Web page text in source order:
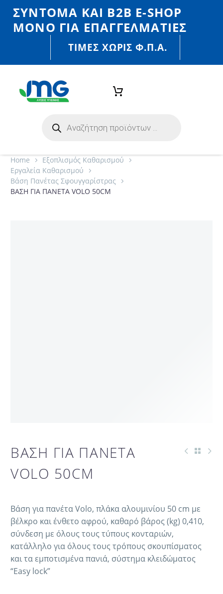
ΣΎΝΤΟΜΑ ΚΑΙ Β2Β E-SHOP
MONO ΓΙΑ ΕΠΑΓΓΕΛΜΑΤΊΕΣ
ΤΙΜΈΣ ΧΩΡΙΣ Φ.Π.Α.
Home
Εξοπλισμός Καθαρισμού
Εργαλεία Καθαρισμού
Βάση Πανέτας Σφουγγαρίστρας
ΒΑΣΗ ΓΙΑ ΠΑΝΕΤΑ VOLO 50CM
ΒΑΣΗ ΓΙΑ ΠΑΝΕΤΑ
VOLO 50CM
Βάση για πανέτα Volo, πλάκα αλουμινίου 50 cm με
βέλκρο και ένθετο αφρού, καθαρό βάρος (kg) 0,410,
σύνδεση με όλους τους τύπους κονταριών,
κατάλληλο για όλους τους τρόπους σκουπίσματος
και τα εμποτισμένα πανιά, σύστημα κλειδώματος
“Easy lock”